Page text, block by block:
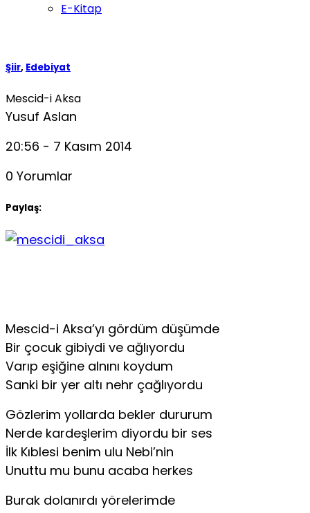
E-Kitap
Şiir, Edebiyat
Mescid-i Aksa
Yusuf Aslan
20:56 - 7 Kasım 2014
0 Yorumlar
Paylaş:
Mescid-i Aksa’yı gördüm düşümde
Bir çocuk gibiydi ve ağlıyordu
Varıp eşiğine alnını koydum
Sanki bir yer altı nehr çağlıyordu
Gözlerim yollarda bekler dururum
Nerde kardeşlerim diyordu bir ses
İlk Kıblesi benim ulu Nebi’nin
Unuttu mu bunu acaba herkes
Burak dolanırdı yörelerimde